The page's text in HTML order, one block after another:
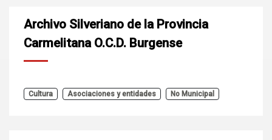
Archivo Silveriano de la Provincia
Carmelitana O.C.D. Burgense
Cultura Asociaciones y entidades No Municipal